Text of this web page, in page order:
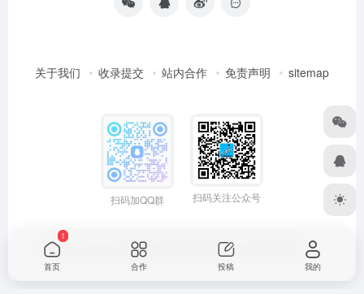
关于我们 收录提交 站内合作 免责声明 sitemap
扫码加QQ群 扫码关注公众号
Copyright © 2026 小高导航网 粤ICP备2021165775号 网站统计
首页
1
合作 投稿 我的